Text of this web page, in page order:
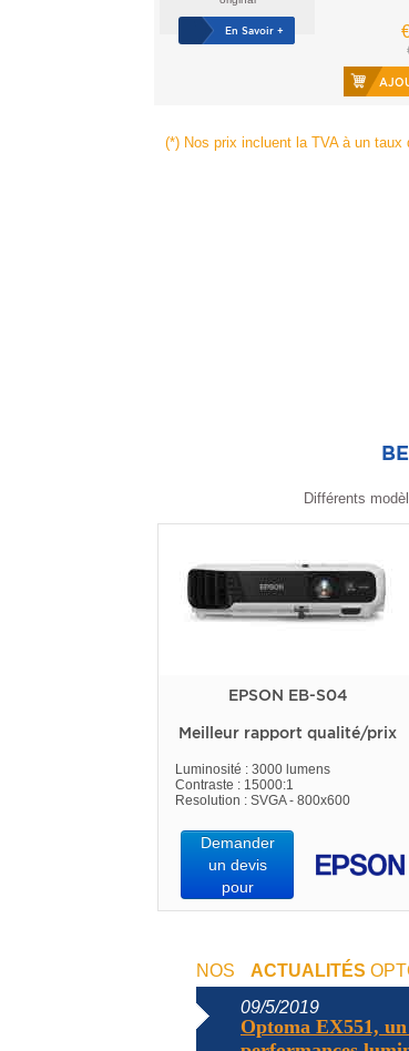
En Savoir +
(*) Nos prix incluent la TVA à un taux
Différents
EPSON EB-S04
Meilleur rapport qualité/prix
Luminosité : 3000 lumens
Contraste : 15000:1
Resolution : SVGA - 800x600
Demander
un devis
pour
NOS ACTUALITÉS
09/5/2019
Optoma EX551,